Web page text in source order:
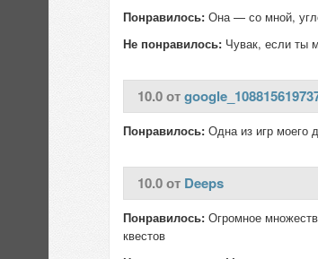
Понравилось: Она — со мной,
Не понравилось: Чувак, если ты
10.0 от
Понравилось: Одна из игр моего
10.0 от Deeps
Понравилось: Огромное
квестов